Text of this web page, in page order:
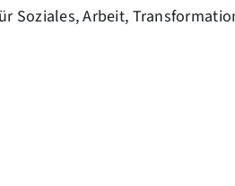
Soziales, Arbeit,